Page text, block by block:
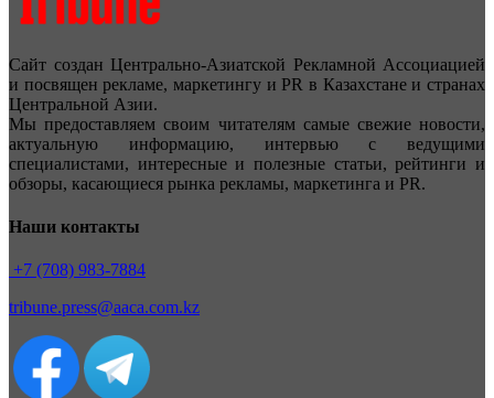
Сайт создан Центрально-Азиатской Рекламной Ассоциацией
и посвящен рекламе, маркетингу и PR в Казахстане и странах
Центральной Азии.
Мы предоставляем своим читателям самые свежие новости,
актуальную информацию, интервью с ведущими
специалистами, интересные и полезные статьи, рейтинги и
обзоры, касающиеся рынка рекламы, маркетинга и PR.
Наши контакты
+7 (708) 983-7884
tribune.press@aaca.com.kz